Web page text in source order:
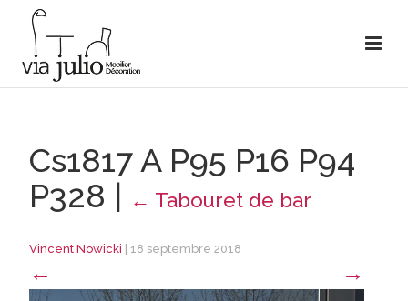
Cs1817 A P95 P16 P94
P328 | ← Tabouret de bar
Vincent Nowicki 18 septembre 2018
← →